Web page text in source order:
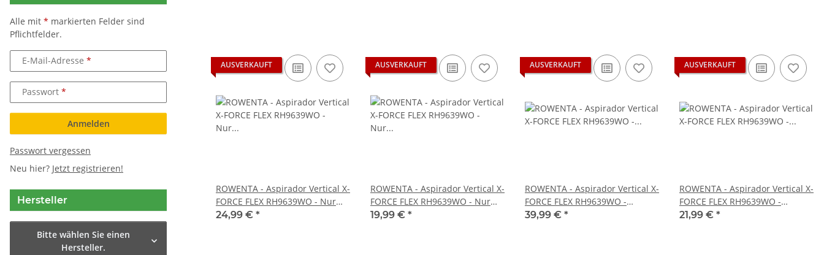
AUSVERKAUFT
ROWENTA - Aspirador Vertical X-
FORCE FLEX RH9639WO - Nur
Gerät ohne Zubehör
24,99 € *
AUSVERKAUFT
ROWENTA - Aspirador Vertical X-
FORCE FLEX RH9639WO - Nur
Gerät ohne Zubehör Defekt
19,99 € *
AUSVERKAUFT
ROWENTA - Aspirador Vertical X-
FORCE FLEX RH9639WO -
original Akku Batterie gebraucht
39,99 € *
AUSVERKAUFT
ROWENTA - Aspirador Vertical X-
FORCE FLEX RH9639WO -
Verbindungsrohr gebraucht
21,99 € *
Alle mit * markierten Felder sind
Pflichtfelder.
E-Mail-Adresse
Passwort
Anmelden
Passwort vergessen
Neu hier? Jetzt registrieren!
Hersteller
Bitte wählen Sie einen
Hersteller.